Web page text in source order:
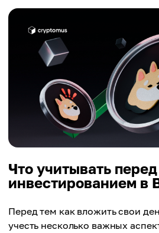
Что учитывать перед
инвестированием в
Перед тем как вложить свои
учесть несколько важных